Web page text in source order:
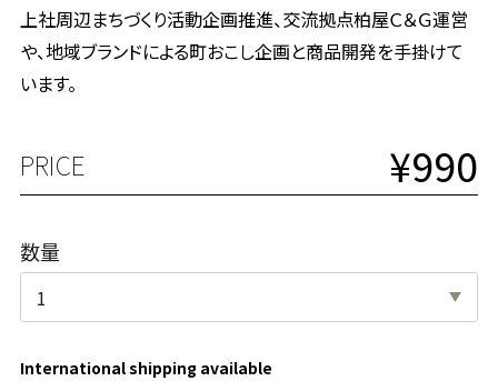
上社周辺まちづくり活動企画推進、交流拠点柏屋Ｃ＆Ｇ運営
や、地域ブランドによる町おこし企画と商品開発を手掛けて
います。
PRICE ¥990
数量
International shipping available